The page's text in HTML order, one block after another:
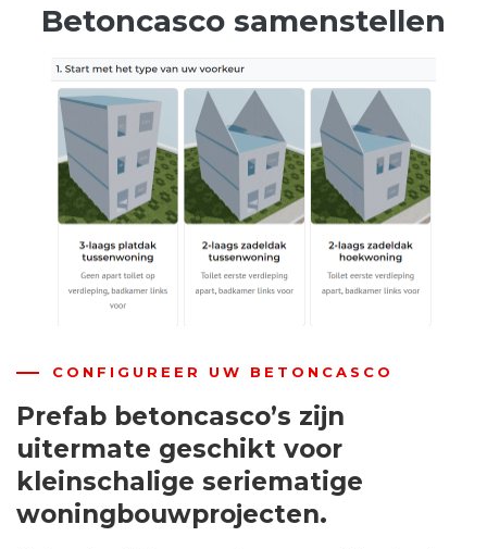
Betoncasco samenstellen
CONFIGUREER UW BETONCASCO
Prefab betoncasco’s zijn
uitermate geschikt voor
kleinschalige seriematige
woningbouwprojecten.